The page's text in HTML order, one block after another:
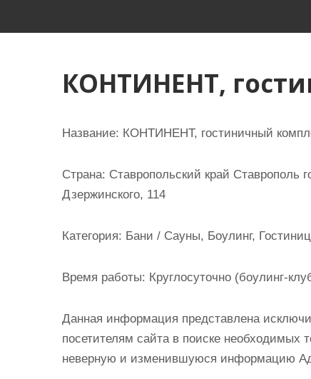
КОНТИНЕНТ,
Название: КОНТИНЕНТ, гостиничный
Страна: Ставропольский край Ставрополь
Дзержинского, 114
Категория: Бани / Сауны, Боулинг,
Время работы: Круглосуточно (боулинг-
Данная информация представлена
посетителям сайта в поиске необходимых
неверную и изменившуюся информацию